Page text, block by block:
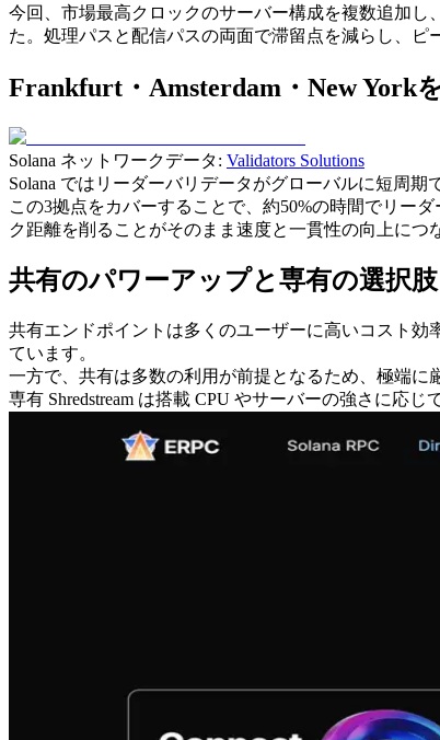
今回、市場最高クロックのサーバー構成を複数追加
た。処理パスと配信パスの両面で滞留点を減らし、ピ
Frankfurt・Amsterdam・New York
Solana ネットワークデータ: Validators Solutions
Solana ではリーダーバリデータがグローバルに短周期
この3拠点をカバーすることで、約50%の時間でリー
ク距離を削ることがそのまま速度と一貫性の向上につ
共有のパワーアップと専有の選択肢
共有エンドポイントは多くのユーザーに高いコスト
ています。
一方で、共有は多数の利用が前提となるため、極端に
専有 Shredstream は搭載 CPU やサーバーの強さに応